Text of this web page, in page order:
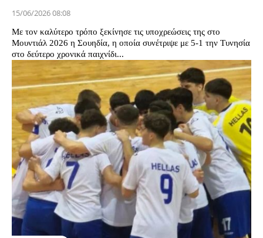
15/06/2026 08:08
Με τον καλύτερο τρόπο ξεκίνησε τις υποχρεώσεις της στο
Μουντιάλ 2026 η Σουηδία, η οποία συνέτριψε με 5-1 την Τυνησία
στο δεύτερο χρονικά παιχνίδι...